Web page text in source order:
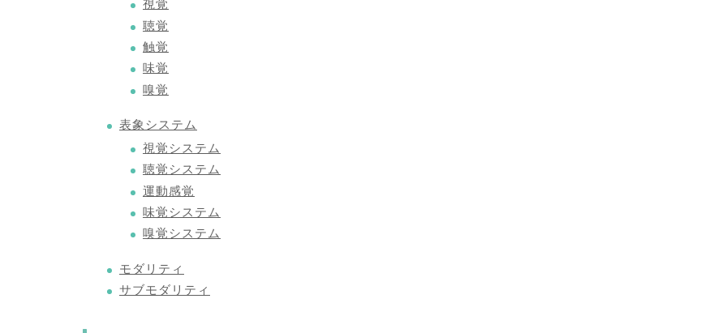
視覚
聴覚
触覚
味覚
嗅覚
表象システム
視覚システム
聴覚システム
運動感覚
味覚システム
嗅覚システム
モダリティ
サブモダリティ